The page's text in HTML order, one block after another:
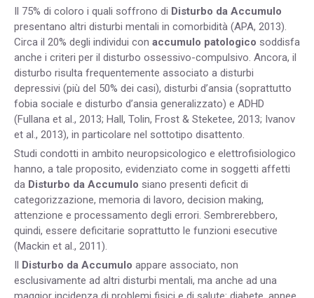
Il 75% di coloro i quali soffrono di Disturbo da Accumulo
presentano altri disturbi mentali in comorbidità (APA, 2013).
Circa il 20% degli individui con accumulo patologico soddisfa
anche i criteri per il disturbo ossessivo-compulsivo. Ancora, il
disturbo risulta frequentemente associato a disturbi
depressivi (più del 50% dei casi), disturbi d’ansia (soprattutto
fobia sociale e disturbo d’ansia generalizzato) e ADHD
(Fullana et al., 2013; Hall, Tolin, Frost & Steketee, 2013; Ivanov
et al., 2013), in particolare nel sottotipo disattento.
Studi condotti in ambito neuropsicologico e elettrofisiologico
hanno, a tale proposito, evidenziato come in soggetti affetti
da Disturbo da Accumulo siano presenti deficit di
categorizzazione, memoria di lavoro, decision making,
attenzione e processamento degli errori. Sembrerebbero,
quindi, essere deficitarie soprattutto le funzioni esecutive
(Mackin et al., 2011).
Disturbo da Accumulo appare associato, non
esclusivamente ad altri disturbi mentali, ma anche ad una